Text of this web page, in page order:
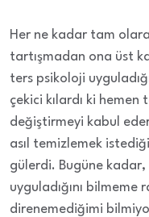
Her ne kadar tam
tartışmadan ona üst
ters psikoloji
çekici kılardı ki
değiştirmeyi kabul
asıl temizlemek
gülerdi. Bugüne
uyguladığını
direnemediğimi